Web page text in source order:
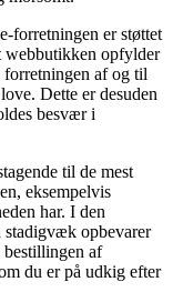
forretningen er støttet
webbutikken opfylder
af og til
Dette er desuden
besvær i
til de mest
eksempelvis
har. I den
stadigvæk opbevarer
af
du er på udkig efter